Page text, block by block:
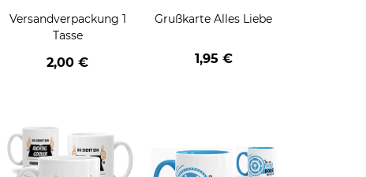
Versandverpackung 1
Tasse
2,00 €
Grußkarte Alles Liebe
1,95 €